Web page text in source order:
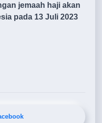
jemaah haji akan
pada 13 Juli 2023